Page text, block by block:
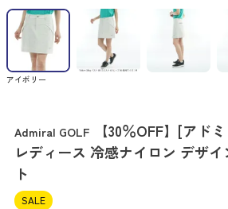
アイボリー
Admiral GOLF
【30％OFF】[アド
レディース 冷感ナイロン デザ
ト
SALE